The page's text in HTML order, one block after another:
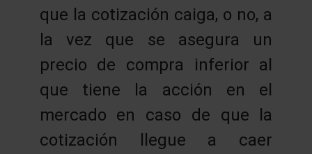
que la cotización caiga, o no, a
la vez que se asegura un
precio de compra inferior al
que tiene la acción en el
mercado en caso de que la
cotización llegue a caer